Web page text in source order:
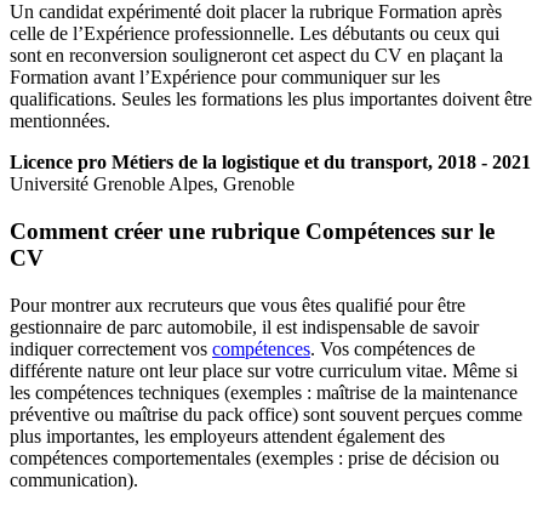
Un candidat expérimenté doit placer la rubrique Formation après
celle de l’Expérience professionnelle. Les débutants ou ceux qui
sont en reconversion souligneront cet aspect du CV en plaçant la
Formation avant l’Expérience pour communiquer sur les
qualifications. Seules les formations les plus importantes doivent être
mentionnées.
Licence pro Métiers de la logistique et du transport, 2018 - 2021
Université Grenoble Alpes, Grenoble
Comment créer une rubrique Compétences sur le
CV
Pour montrer aux recruteurs que vous êtes qualifié pour être
gestionnaire de parc automobile, il est indispensable de savoir
indiquer correctement vos compétences. Vos compétences de
différente nature ont leur place sur votre curriculum vitae. Même si
les compétences techniques (exemples : maîtrise de la maintenance
préventive ou maîtrise du pack office) sont souvent perçues comme
plus importantes, les employeurs attendent également des
compétences comportementales (exemples : prise de décision ou
communication).